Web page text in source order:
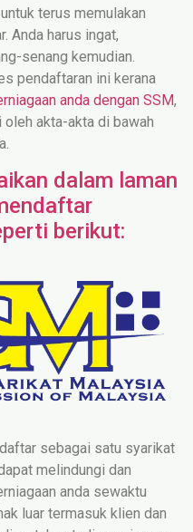
terus memulakan
Anda harus ingat,
senang kemudian.
pendaftaran ini kerana
anda dengan SSM,
akta-akta di bawah
dalam laman
berikut:
sebagai satu syarikat
melindungi dan
anda sewaktu
luar termasuk klien dan